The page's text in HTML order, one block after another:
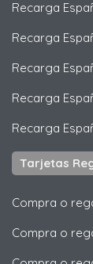
Recarga
Recarga
Recarga
Recarga
Recarga
Tarjetas
Compra o
Compra o